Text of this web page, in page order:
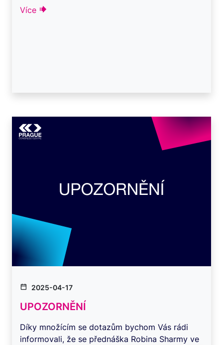
Více
2025-04-17
UPOZORNĚNÍ
Díky množícím se dotazům bychom Vás rádi
informovali, že se přednáška Robina Sharmy ve